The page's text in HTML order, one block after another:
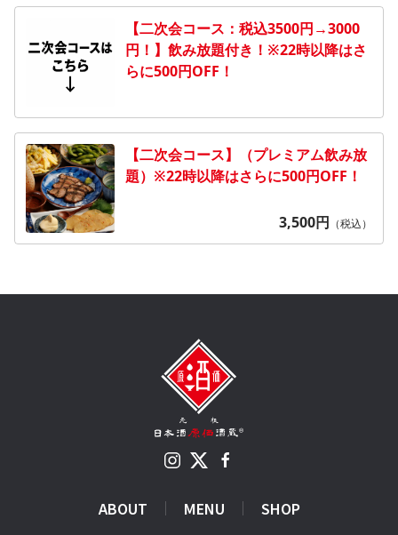
【二次会コース：税込3500円→3000
円！】飲み放題付き！※22時以降はさ
らに500円OFF！
【二次会コース】（プレミアム飲み放
題）※22時以降はさらに500円OFF！
3,500円 （税込）
ABOUT MENU SHOP